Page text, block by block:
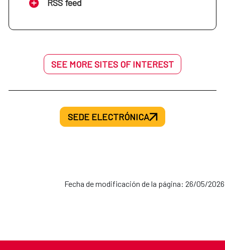
RSS feed
SEE MORE SITES OF INTEREST
SEDE ELECTRÓNICA
Fecha de modificación de la página: 26/05/2026